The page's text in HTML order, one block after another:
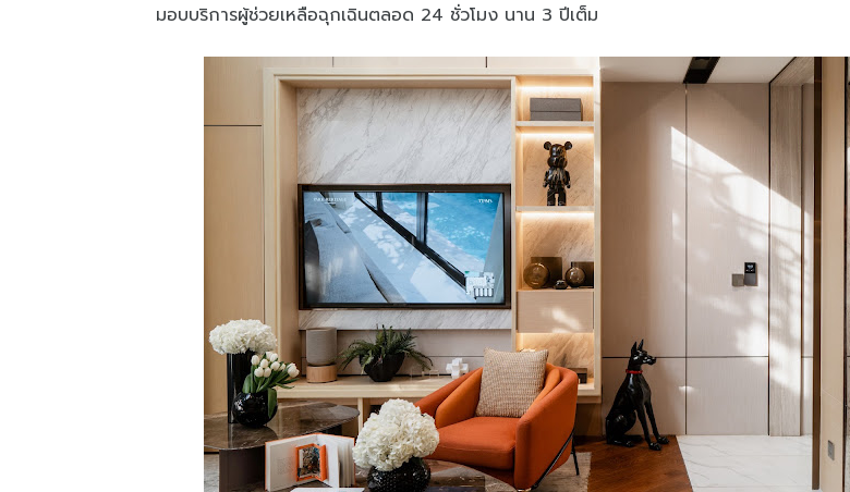
มอบบริการผู้ช่วยเหลือฉุกเฉินตลอด 24 ชั่วโมง นาน 3 ปีเต็ม